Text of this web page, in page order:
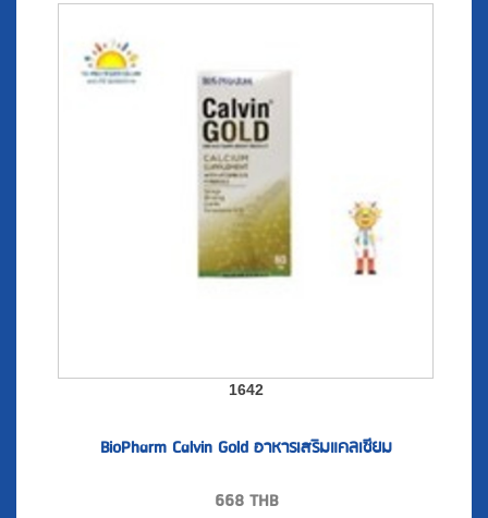
1642
BioPharm Calvin Gold อาหารเสริมแคลเซียม
668 THB